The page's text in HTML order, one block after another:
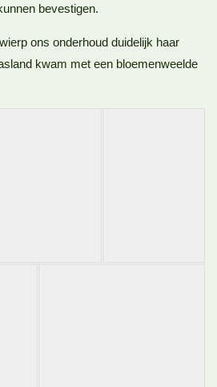
bevestigen.
ons onderhoud duidelijk haar
kwam met een bloemenweelde